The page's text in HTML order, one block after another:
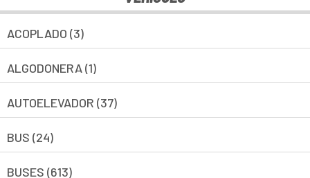
ACOPLADO (3)
ALGODONERA (1)
AUTOELEVADOR (37)
BUS (24)
BUSES (613)